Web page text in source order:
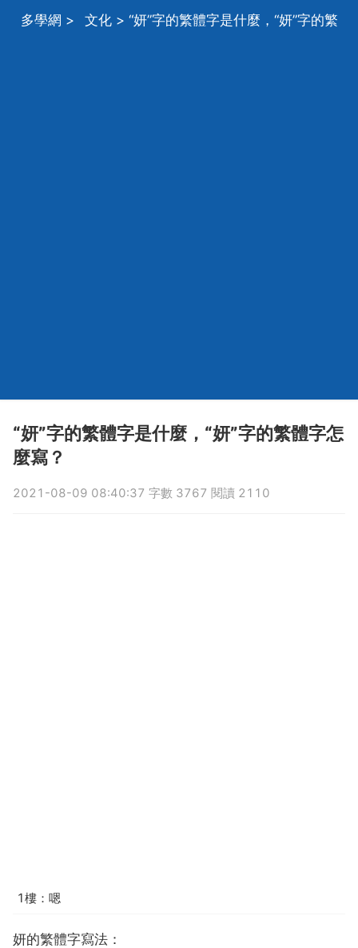
多學網 > 文化 > “妍”字的繁體字是什麼，“妍”字的繁
“妍”字的繁體字是什麼，“妍”字的繁體字怎
麼寫？
2021-08-09 08:40:37 字數 3767 閱讀 2110
1樓：嗯
妍的繁體字寫法：